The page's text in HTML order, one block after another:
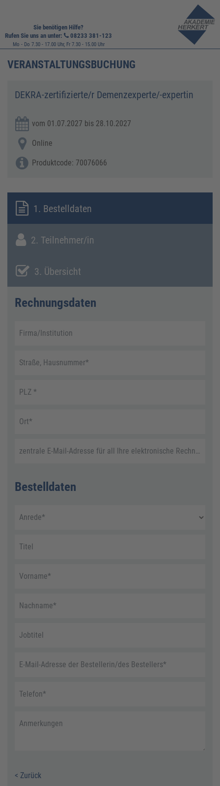
Sie benötigen Hilfe?
Rufen Sie uns an unter:
08233 381-123
Mo - Do 7.30 - 17.00 Uhr, Fr 7.30 - 15.00 Uhr
VERANSTALTUNGSBUCHUNG
DEKRA-zertifizierte/r Demenzexperte/-expertin
vom 01.07.2027 bis 28.10.2027
Online
Produktcode: 70076066
1. Bestelldaten
2. Teilnehmer/in
3. Übersicht
Rechnungsdaten
Firma/Institution
Straße, Hausnummer*
PLZ *
Ort*
zentrale E-Mail-Adresse für all Ihre elektronische Rechnungen
Bestelldaten
Anrede*
Titel
Vorname*
Nachname*
Jobtitel
E-Mail-Adresse der Bestellerin/des Bestellers*
Telefon*
Anmerkungen
< Zurück